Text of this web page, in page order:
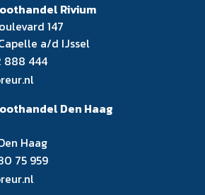
Rivium
147
a/d IJssel
888 444
Den Haag
Haag
75 959